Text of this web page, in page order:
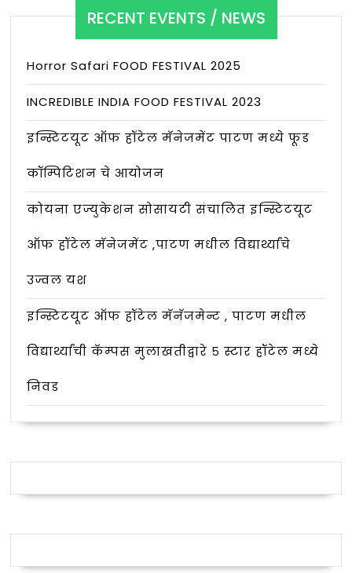
RECENT EVENTS / NEWS
Horror Safari FOOD FESTIVAL 2025
INCREDIBLE INDIA FOOD FESTIVAL 2023
इन्स्टिटयूट ऑफ हॉटेल मॅनेजमेंट पाटण मध्ये फूड
कॉम्पिटिशन चे आयोजन
कोयना एज्युकेशन सोसायटी संचालित इन्स्टिटयूट
ऑफ हॉटेल मॅनेजमेंट ,पाटण मधील विद्यार्थ्यांचे
उज्वल यश
इन्स्टिटयूट ऑफ हॉटेल मॅनॅजमेन्ट , पाटण मधील
विद्यार्थ्यांची कॅम्पस मुलाखतीद्वारे ५ स्टार हॉटेल मध्ये
निवड